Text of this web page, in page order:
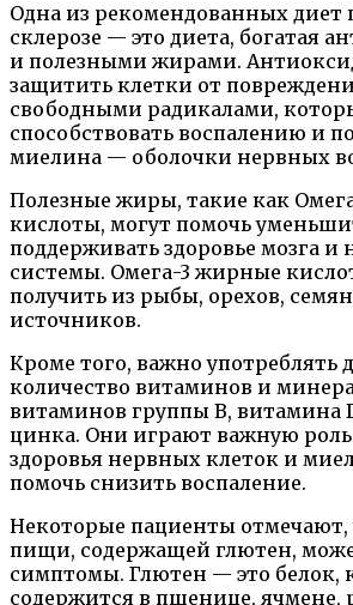
Одна из рекомендованных диет
склерозе — это диета, богатая
и полезными жирами.
защитить клетки от
свободными радикалами,
способствовать воспалению и
миелина — оболочки нервных
Полезные жиры, такие как
кислоты, могут помочь
поддерживать здоровье мозга и
системы. Омега-3 жирные
получить из рыбы, орехов,
источников.
Кроме того, важно употреблять
количество витаминов и
витаминов группы В, витамина
цинка. Они играют важную
здоровья нервных клеток и
помочь снизить воспаление.
Некоторые пациенты отмечают,
пищи, содержащей глютен,
симптомы. Глютен — это белок,
содержится в пшенице, ячмене,